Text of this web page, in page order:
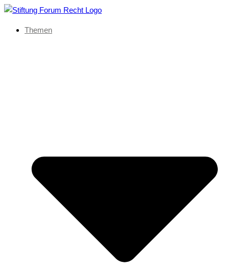
Themen